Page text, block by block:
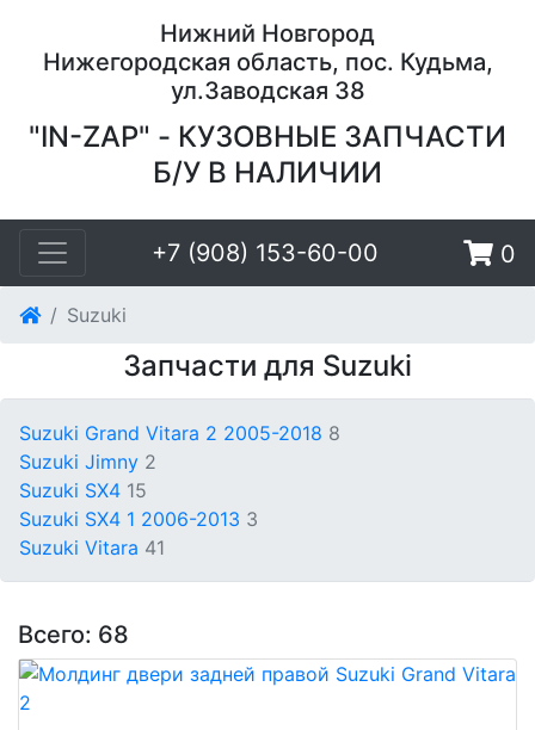
Нижний Новгород
Нижегородская область, пос. Кудьма,
ул.Заводская 38
"IN-ZAP" - КУЗОВНЫЕ ЗАПЧАСТИ
Б/У В НАЛИЧИИ
+7 (908) 153-60-00 0
Suzuki
Запчасти для Suzuki
Suzuki Grand Vitara 2 2005-2018 8
Suzuki Jimny 2
Suzuki SX4 15
Suzuki SX4 1 2006-2013 3
Suzuki Vitara 41
Всего: 68